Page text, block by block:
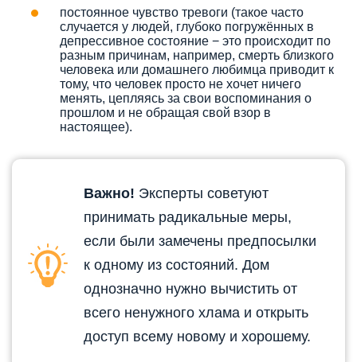
постоянное чувство тревоги (такое часто
случается у людей, глубоко погружённых в
депрессивное состояние − это происходит по
разным причинам, например, смерть близкого
человека или домашнего любимца приводит к
тому, что человек просто не хочет ничего
менять, цепляясь за свои воспоминания о
прошлом и не обращая свой взор в
настоящее).
Важно! Эксперты советуют
принимать радикальные меры,
если были замечены предпосылки
к одному из состояний. Дом
однозначно нужно вычистить от
всего ненужного хлама и открыть
доступ всему новому и хорошему.